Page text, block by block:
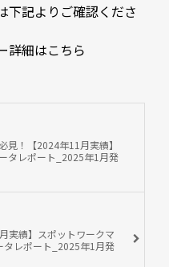
下記よりご確認くださ
詳細はこちら
見！【2024年11月実績】
タレポート_2025年1月発
実績】スポットワークマ
タレポート_2025年1月発